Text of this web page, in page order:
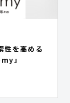
性を高める
」